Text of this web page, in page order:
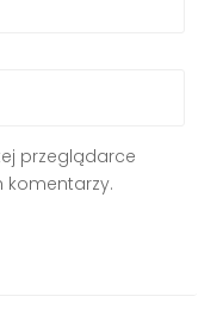
przeglądarce
komentarzy.